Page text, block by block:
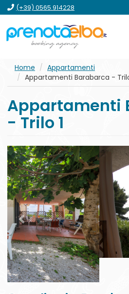
al
menu
al
contenuto
principale
al
form
al
footer
(+39) 0565.914228
Home
Appartamenti
Appartamenti Barabarca -
Appartamenti
- Trilo 1
Capoliveri -